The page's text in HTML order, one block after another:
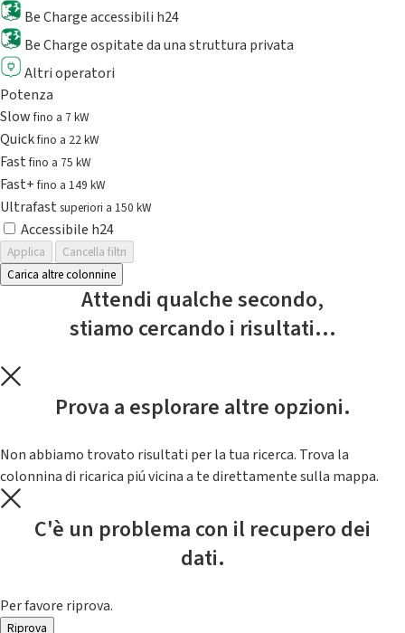
Be Charge accessibili h24
Be Charge ospitate da una struttura privata
Altri operatori
Potenza
Slowfino a 7 kW
Quickfino a 22 kW
Fastfino a 75 kW
Fast+fino a 149 kW
Ultrafast superiori a 150 kW
Accessibile h24
Applica
Cancella filtri
Carica altre colonnine
Attendi qualche secondo,
stiamo cercando i risultati...
Prova a esplorare altre opzioni.
Non abbiamo trovato risultati per la tua ricerca. Trova la
colonnina di ricarica piú vicina a te direttamente sulla mappa.
C'è un problema con il recupero dei
dati.
Per favore riprova.
Riprova